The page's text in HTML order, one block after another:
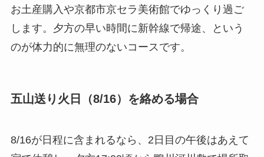
お土産購入や京都市京セラ美術館でゆっくり過ご
します。夕方の早い時間に新幹線で帰途、という
のが体力的に無理のないコースです。
五山送り火日（8/16）を絡める場合
8/16が日程に含まれるなら、2日目の午後はあえて